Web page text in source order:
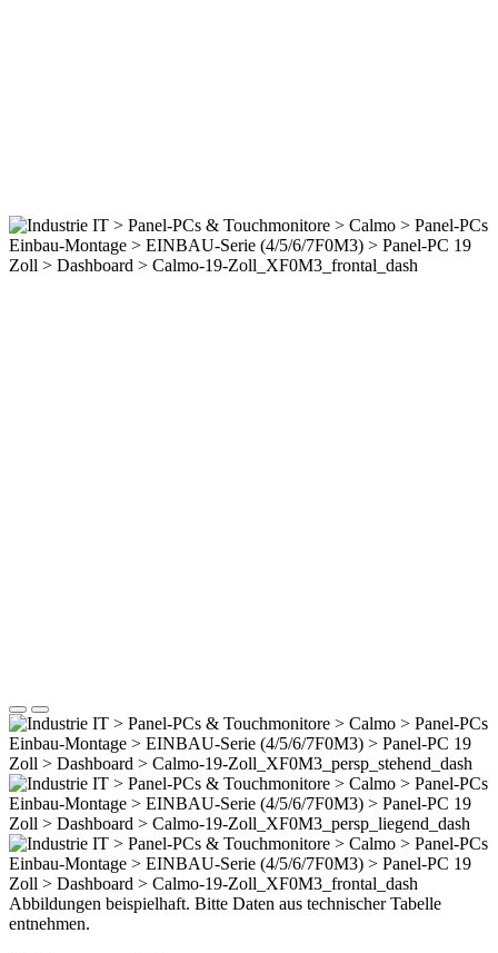
Abbildungen beispielhaft. Bitte Daten aus technischer Tabelle
entnehmen.